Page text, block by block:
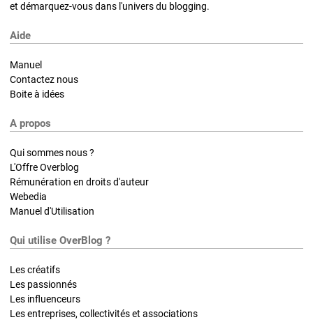
et démarquez-vous dans l'univers du blogging.
Aide
Manuel
Contactez nous
Boite à idées
A propos
Qui sommes nous ?
L'Offre Overblog
Rémunération en droits d'auteur
Webedia
Manuel d'Utilisation
Qui utilise OverBlog ?
Les créatifs
Les passionnés
Les influenceurs
Les entreprises, collectivités et associations